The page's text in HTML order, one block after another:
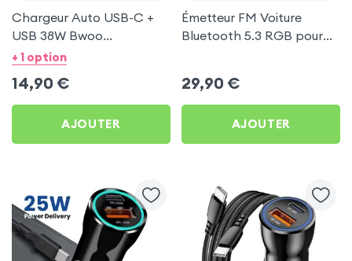
Chargeur Auto USB-C +
USB 38W Bwoo
Transparent pour Xiaomi
+ 1 option
14,90 €
AJOUTER
Émetteur FM Voiture
Bluetooth 5.3 RGB pour
29,90 €
AJOUTER